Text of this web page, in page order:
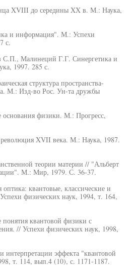
XVIII до середины XX в. М.: Наука,
и информация". М.: Успехи
с.
Малинеций Г.Г. Синергетика и
1997. 285 с.
структура пространства-
М.: Изд-во Рос. Ун-та дружбы
физики. М.: Прогресс,
XVII века. М.: Наука, 1987.
теории материи // "Альберт
М.: Мир, 1979. С. 36-37.
квантовые, классические и
физических наук, 1994, т. 164,
квантовой физики с
// Успехи физических наук, 1998,
эффекта "квантовой
т. 114, вып.4 (10), с. 1171-1187.